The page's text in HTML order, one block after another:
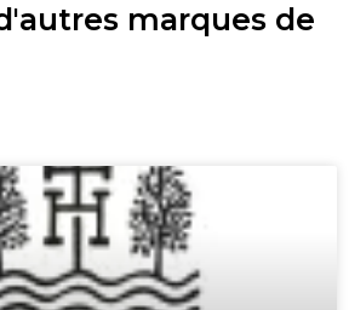
marques de